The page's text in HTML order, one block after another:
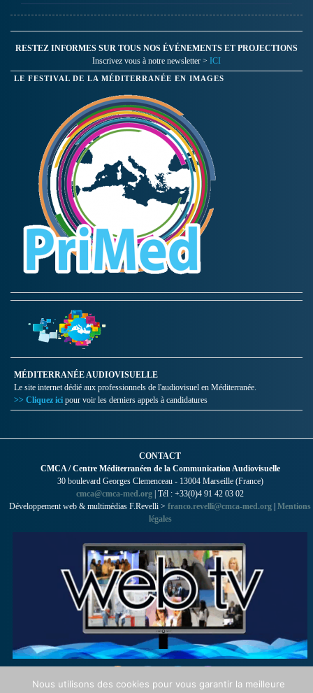
RESTEZ INFORMES SUR TOUS NOS ÉVÉNEMENTS ET PROJECTIONS
Inscrivez vous à notre newsletter > ICI
LE FESTIVAL DE LA MÉDITERRANÉE EN IMAGES
MÉDITERRANÉE AUDIOVISUELLE
Le site internet dédié aux professionnels de l'audiovisuel en Méditerranée.
>> Cliquez ici pour voir les derniers appels à candidatures
CONTACT
CMCA / Centre Méditerranéen de la Communication Audiovisuelle
30 boulevard Georges Clemenceau - 13004 Marseille (France)
cmca@cmca-med.org | Tél : +33(0)4 91 42 03 02
Développement web & multimédias F.Revelli > franco.revelli@cmca-med.org | Mentions
légales
Nous utilisons des cookies pour vous garantir la meilleure